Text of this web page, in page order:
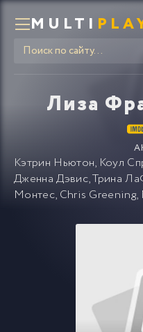
MULTI
Лиза
Кэтрин Ньютон, Коул
Дженна Дэвис,Трина
Монтес, Chris Greening,